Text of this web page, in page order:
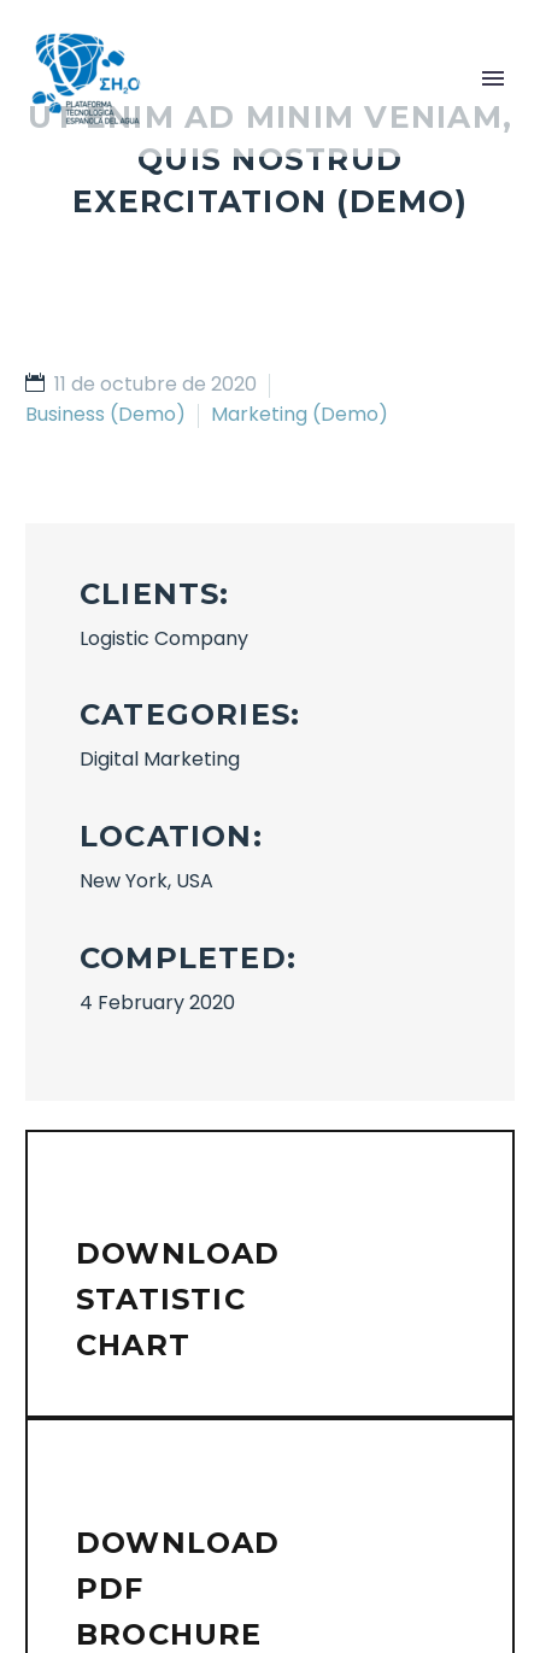
UT ENIM AD MINIM VENIAM,
QUIS NOSTRUD
EXERCITATION (DEMO)
11 de octubre de 2020
Business (Demo)
Marketing (Demo)
CLIENTS:
Logistic Company
CATEGORIES:
Digital Marketing
LOCATION:
New York, USA
COMPLETED:
4 February 2020
DOWNLOAD
STATISTIC
CHART
DOWNLOAD
PDF
BROCHURE